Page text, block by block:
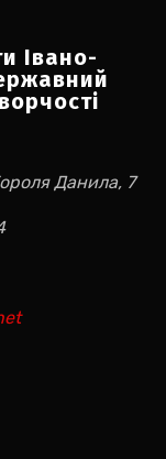
Івано-
Данила, 7